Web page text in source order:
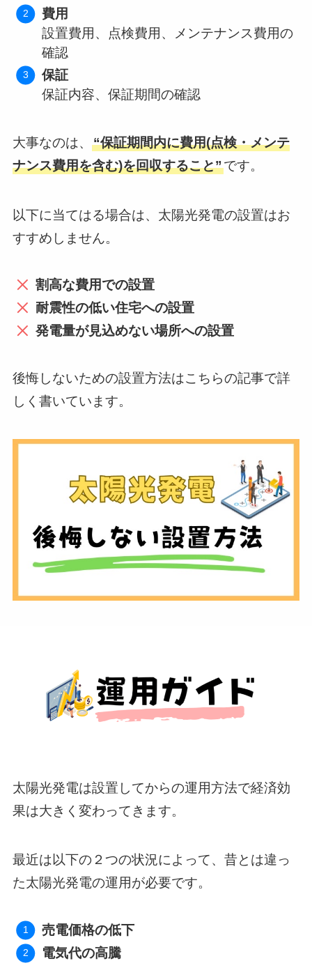
費用
設置費用、点検費用、メンテナンス費用の
確認
保証
保証内容、保証期間の確認
大事なのは、 “保証期間内に費用(点検・メンテ
ナンス費用を含む)を回収すること”です。
以下に当てはる場合は、太陽光発電の設置はお
すすめしません。
割高な費用での設置
耐震性の低い住宅への設置
発電量が見込めない場所への設置
後悔しないための設置方法はこちらの記事で詳
しく書いています。
太陽光発電は設置してからの運用方法で経済効
果は大きく変わってきます。
最近は以下の２つの状況によって、昔とは違っ
た太陽光発電の運用が必要です。
売電価格の低下
電気代の高騰